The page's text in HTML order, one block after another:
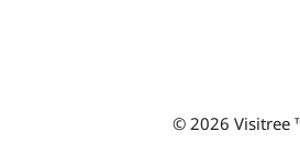
© 2026 Visitree